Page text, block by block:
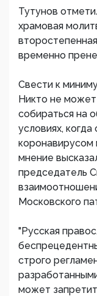
Тутунов
храмовая
временно
Свести к
Никто не
собираться на
условиях,
коронавирусом
мнение
председатель
Московского
"Русская
строго
может